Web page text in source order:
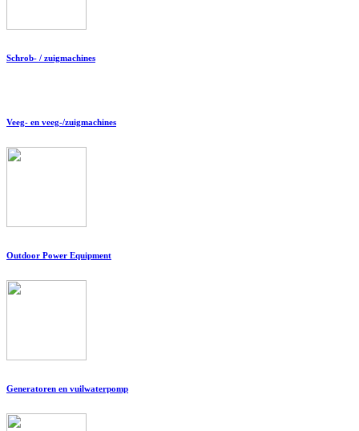
Schrob- / zuigmachines
Veeg- en veeg-/zuigmachines
Outdoor Power Equipment
Generatoren en vuilwaterpomp